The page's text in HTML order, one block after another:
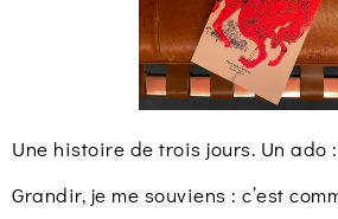
Une histoire de trois jours. Un ado
Grandir, je me souviens : c’est